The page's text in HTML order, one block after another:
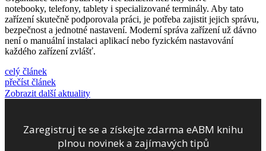
notebooky, telefony, tablety i specializované terminály. Aby tato
zařízení skutečně podporovala práci, je potřeba zajistit jejich správu,
bezpečnost a jednotné nastavení. Moderní správa zařízení už dávno
není o manuální instalaci aplikací nebo fyzickém nastavování
každého zařízení zvlášť.
celý článek
přečíst článek
Zobrazit další aktuality
Zaregistruj te se a získejte zdarma eABM knihu
plnou novinek a zajímavých tipů